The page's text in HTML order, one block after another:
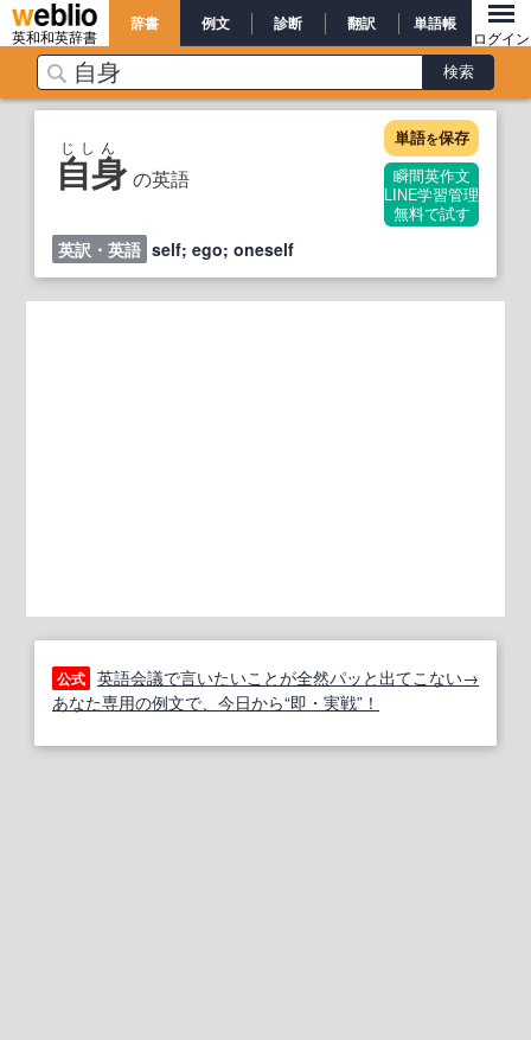
英和和英辞書
辞書 例文 診断 翻訳 単語帳
ログイン
自身 の英語
じしん 単語を保存
瞬間英作文
LINE学習管理
無料で試す
英訳・英語 self; ego; oneself
公式 英語会議で言いたいことが全然パッと出てこない→
あなた専用の例文で、今日から“即・実戦”！